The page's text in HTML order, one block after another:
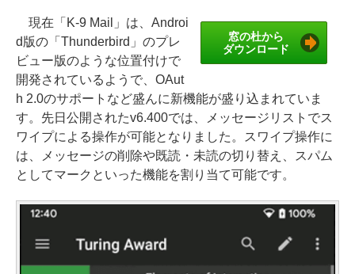
窓の杜から
ダウンロード
現在「K-9 Mail」は、Androi
d版の「Thunderbird」のプレ
ビュー版のような位置付けで
開発されているようで、OAut
h 2.0のサポートなど盛んに新機能が盛り込まれていま
す。先日公開されたv6.400では、メッセージリストでス
ワイプによる操作が可能となりました。スワイプ操作に
は、メッセージの削除や既読・未読の切り替え、スパム
としてマークといった機能を割り当て可能です。